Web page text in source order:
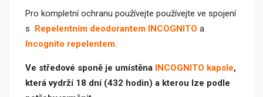
Pro kompletní ochranu používejte používejte ve spojení
s Repelentním deodorantem INCOGNITO a
Incognito repelentem.
Ve středové sponě je umístěna INCOGNITO kapsle,
která vydrží 18 dní (432 hodin) a kterou lze podle